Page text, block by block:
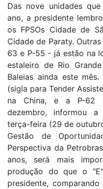
Das nove unidades
ano, a presidente
os FPSOs Cidade de
Cidade de Paraty.
63 e P-55 - já estão na
estaleiro de Rio
Baleias ainda este
(sigla para Tender
na China, e a P-62
dezembro, informou
terça-feira (29 de
Gestão de
Perspectiva da
anos, será mais
produção do que o
presidente,